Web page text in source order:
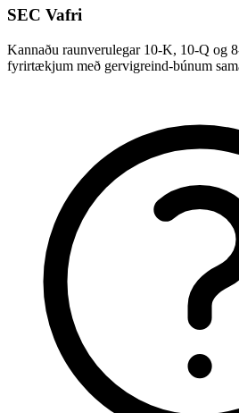
SEC Vafri
Kannaðu raunverulegar 10-K, 10-Q og
fyrirtækjum með gervigreind-búnum